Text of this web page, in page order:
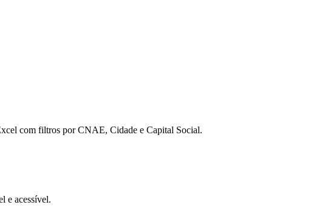
com filtros por CNAE, Cidade e Capital Social.
e acessível.